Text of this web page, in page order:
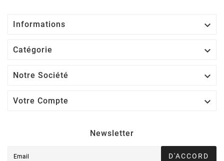
Informations 
Catégorie 
Notre Société 
Votre Compte 
Newsletter
D'ACCORD